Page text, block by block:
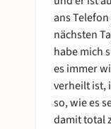
ans
nächsten
habe mich
es immer
verheilt ist,
so, wie es
damit total